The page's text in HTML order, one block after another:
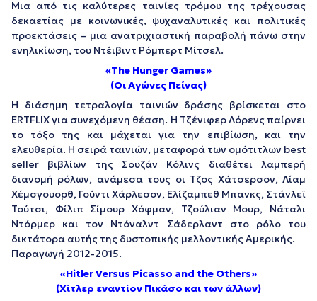
Μια από τις καλύτερες ταινίες τρόμου της τρέχουσας
δεκαετίας με κοινωνικές, ψυχαναλυτικές και πολιτικές
προεκτάσεις – μια ανατριχιαστική παραβολή πάνω στην
ενηλικίωση, του Ντέιβιντ Ρόμπερτ Μίτσελ.
«The Hunger Games»
(Οι Αγώνες Πείνας)
Η διάσημη τετραλογία ταινιών δράσης βρίσκεται στο
ERTFLIX για συνεχόμενη θέαση. Η Τζένιφερ Λόρενς παίρνει
το τόξο της και μάχεται για την επιβίωση, και την
ελευθερία. Η σειρά ταινιών, μεταφορά των ομότιτλων best
seller βιβλίων της Σουζάν Κόλινς διαθέτει λαμπερή
διανομή ρόλων, ανάμεσα τους οι Τζος Χάτσερσον, Λίαμ
Χέμσγουορθ, Γούντι Χάρλεσον, Ελίζαμπεθ Μπανκς, Στάνλεϊ
Τούτσι, Φίλιπ Σίμουρ Χόφμαν, Τζούλιαν Μουρ, Νάταλι
Ντόρμερ και τον Ντόναλντ Σάδερλαντ στο ρόλο του
δικτάτορα αυτής της δυστοπικής μελλοντικής Αμερικής.
Παραγωγή 2012-2015.
«Hitler Versus Picasso and the Others»
(Χίτλερ εναντίον Πικάσο και των άλλων)